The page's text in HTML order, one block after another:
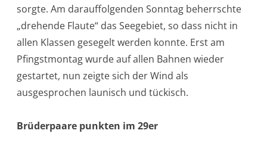
sorgte. Am darauffolgenden Sonntag beherrschte
„drehende Flaute“ das Seegebiet, so dass nicht in
allen Klassen gesegelt werden konnte. Erst am
Pfingstmontag wurde auf allen Bahnen wieder
gestartet, nun zeigte sich der Wind als
ausgesprochen launisch und tückisch.
Brüderpaare punkten im 29er